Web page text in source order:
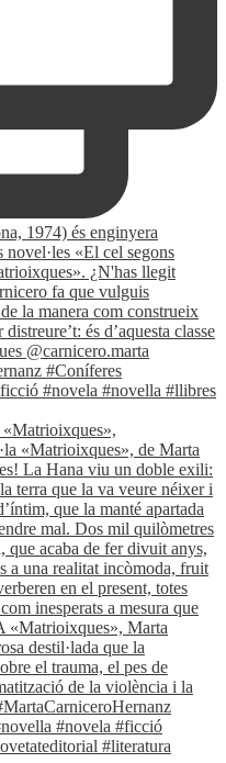
«Matrioixques»,